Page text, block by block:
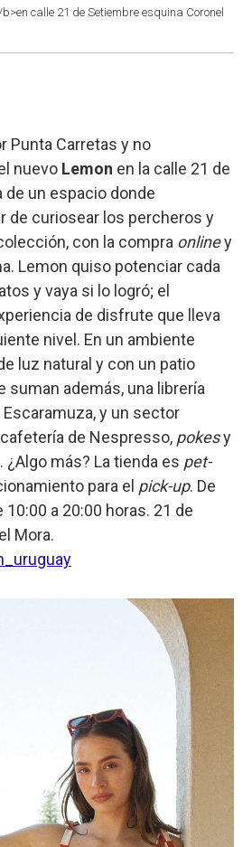
calle 21 de Setiembre esquina Coronel
Punta Carretas y no
nuevo Lemon en la calle 21 de
de un espacio donde
de curiosear los percheros y
con la compra onliney
Lemon quiso potenciar cada
y vaya si lo logró; el
de disfrute que lleva
nivel. En un ambiente
luz natural y con un patio
suman además, una librería
y un sector
de Nespresso, pokesy
¿Algo más? La tienda es pet-
para el pick-up. De
a 20:00 horas. 21 de
Mora.